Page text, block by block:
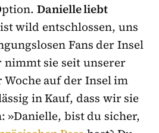
Danielle liebt
wild entschlossen, uns
Fans der Insel
nimmt sie seit unserer
auf der Insel im
in Kauf, dass wir sie
»Danielle, bist du sicher,